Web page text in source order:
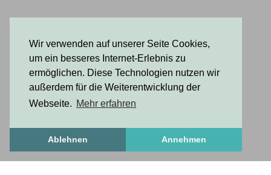
Wir verwenden auf unserer Seite Cookies,
um ein besseres Internet-Erlebnis zu
ermöglichen. Diese Technologien nutzen wir
außerdem für die Weiterentwicklung der
Webseite. Mehr erfahren
Ablehnen Annehmen